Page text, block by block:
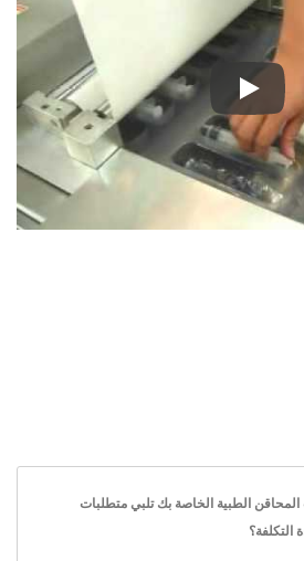
Chie Mei- آلة التشكيل الحراري للمحاقن
الطبية الخاصة بك تلبي متطلبات
التكلفة؟